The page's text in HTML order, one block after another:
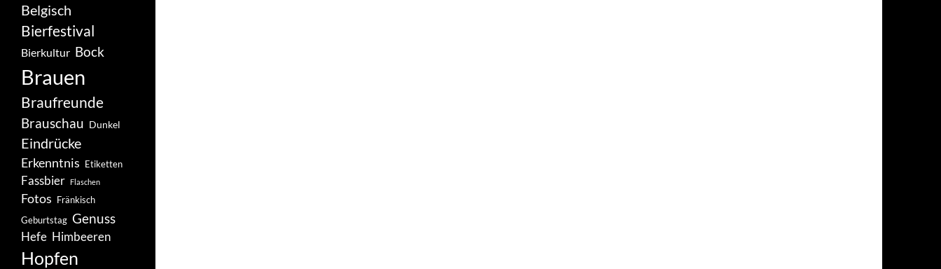
Belgisch
Bierfestival
Bierkultur Bock
Brauen
Braufreunde
Brauschau Dunkel
Eindrücke
Erkenntnis Etiketten
Fassbier Flaschen
Fotos Fränkisch
Geburtstag Genuss
Hefe Himbeeren
Hopfen